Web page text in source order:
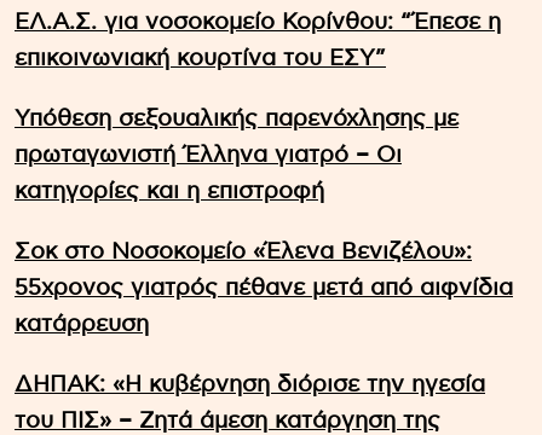
ΕΛ.Α.Σ. για νοσοκομείο Κορίνθου: “Έπεσε η
επικοινωνιακή κουρτίνα του ΕΣΥ”
Υπόθεση σεξουαλικής παρενόχλησης με
πρωταγωνιστή Έλληνα γιατρό – Οι
κατηγορίες και η επιστροφή
Σοκ στο Νοσοκομείο «Έλενα Βενιζέλου»:
55χρονος γιατρός πέθανε μετά από αιφνίδια
κατάρρευση
ΔΗΠΑΚ: «Η κυβέρνηση διόρισε την ηγεσία
του ΠΙΣ» – Ζητά άμεση κατάργηση της